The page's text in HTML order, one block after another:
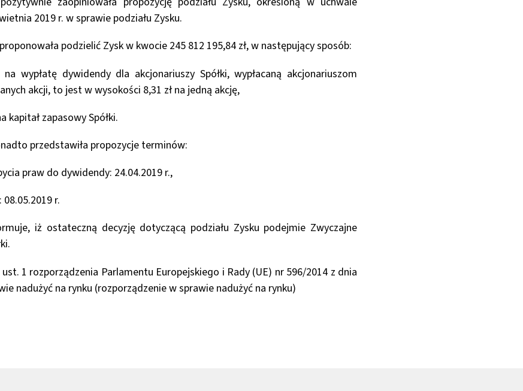
2019 r. w sprawie podziału Zysku.
podzielić Zysk w kwocie 245 812 195,84 zł, w następujący sposób:
wypłatę dywidendy dla akcjonariuszy Spółki, wypłacaną akcjonariuszom
akcji, to jest w wysokości 8,31 zł na jedną akcję,
kapitał zapasowy Spółki.
przedstawiła propozycje terminów:
praw do dywidendy: 24.04.2019 r.,
r.
iż ostateczną decyzję dotyczącą podziału Zysku podejmie Zwyczajne
1 rozporządzenia Parlamentu Europejskiego i Rady (UE) nr 596/2014 z dnia
nadużyć na rynku (rozporządzenie w sprawie nadużyć na rynku)